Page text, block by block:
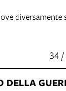
34 /
DELLA